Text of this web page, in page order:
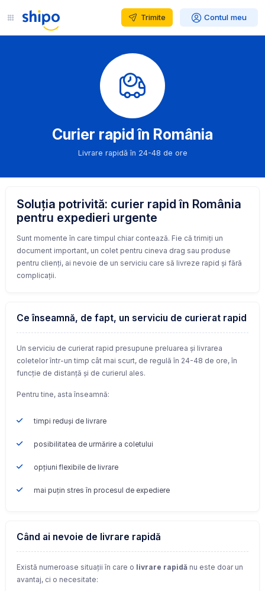
Trimite Contul meu
Curier rapid în România
Livrare rapidă în 24-48 de ore
Soluția potrivită: curier rapid în România
pentru expedieri urgente
Sunt momente în care timpul chiar contează. Fie că trimiți un
document important, un colet pentru cineva drag sau produse
pentru clienți, ai nevoie de un serviciu care să livreze rapid și fără
complicații.
Ce înseamnă, de fapt, un serviciu de curierat rapid
Un serviciu de curierat rapid presupune preluarea și livrarea
coletelor într-un timp cât mai scurt, de regulă în 24-48 de ore, în
funcție de distanță și de curierul ales.
Pentru tine, asta înseamnă:
timpi reduși de livrare
posibilitatea de urmărire a coletului
opțiuni flexibile de livrare
mai puțin stres în procesul de expediere
Când ai nevoie de livrare rapidă
Există numeroase situații în care o livrare rapidă nu este doar un
avantaj, ci o necesitate: